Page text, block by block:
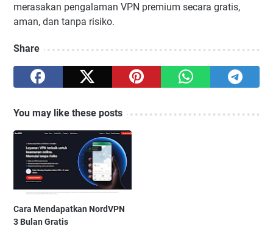
merasakan pengalaman VPN premium secara gratis,
aman, dan tanpa risiko.
Share
You may like these posts
Cara Mendapatkan NordVPN
3 Bulan Gratis